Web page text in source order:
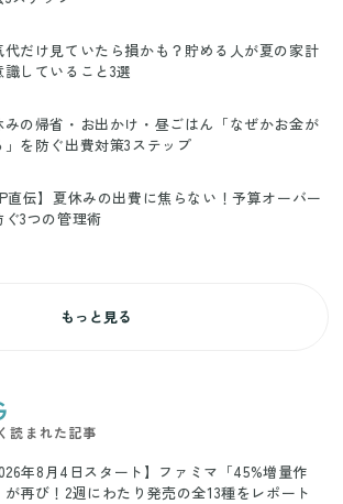
代だけ見ていたら損かも？貯める人が夏の家計
識していること3選
みの帰省・お出かけ・昼ごはん「なぜかお金が
」を防ぐ出費対策3ステップ
直伝】夏休みの出費に焦らない！予算オーバー
ぐ3つの管理術
もっと見る
読まれた記事
年8月4日スタート】ファミマ「45%増量作
が再び！2週にわたり発売の全13種をレポート